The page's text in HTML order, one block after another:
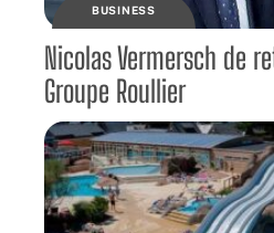
BUSINESS
Nicolas Vermersch de
Groupe Roullier